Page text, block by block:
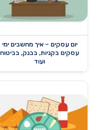
יום עסקים – איך מחשבים ימי
עסקים בקניות, בבנק, בביטוח
ועוד